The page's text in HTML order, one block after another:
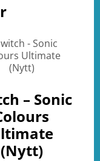
– Sonic
(Nytt)